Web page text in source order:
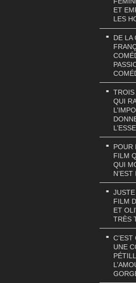
ET
LES
DE LA
TROIS
QUI
POUR
FILM
QUI
FILM
ET
TRÈS
C’EST
UNE